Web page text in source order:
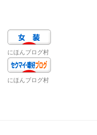
にほんブログ村
にほんブログ村